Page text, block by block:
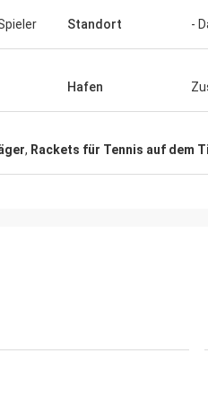
Anders Dahl
für gute Qualität und Versand
Standort -
Hafen
, Rackets für Tennis auf dem